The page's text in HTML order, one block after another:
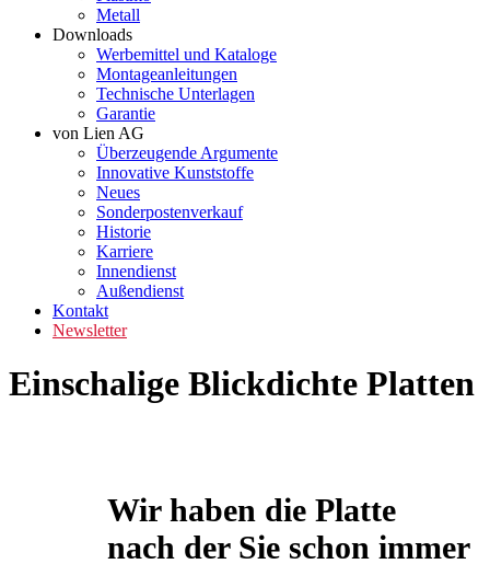
Metall
Downloads
Werbemittel und Kataloge
Montageanleitungen
Technische Unterlagen
Garantie
von Lien AG
Überzeugende Argumente
Innovative Kunststoffe
Neues
Sonderpostenverkauf
Historie
Karriere
Innendienst
Außendienst
Kontakt
Newsletter
Einschalige Blickdichte Platten
Wir haben die Platte
nach der Sie schon immer